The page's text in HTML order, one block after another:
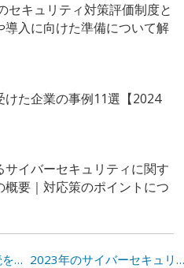
セキュリティ対策評価制度と
導入に向けた準備について解
けた企業の事例11選【2024
サイバーセキュリティに関す
概要｜対応策のポイントにつ
日本で研究が進む、解読を許さない量子暗号通信 2023年のサイバーセキュリティ動向予想！